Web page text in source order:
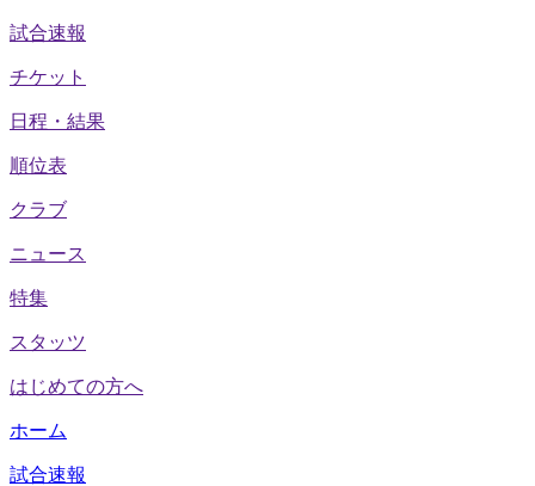
試合速報
チケット
日程・結果
順位表
クラブ
ニュース
特集
スタッツ
はじめての方へ
ホーム
試合速報